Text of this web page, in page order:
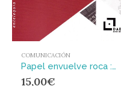
COMUNICACIÓN
Papel envuelve roca : Semblanza en claroscuro de Juan Luis Cebrián
15,00€